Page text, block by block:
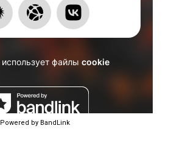
Powered by BandLink